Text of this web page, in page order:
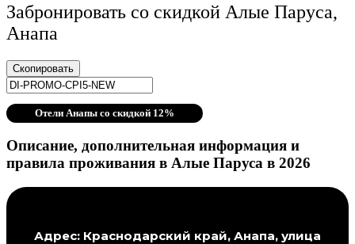
Забронировать со скидкой Алые Паруса,
Анапа
Скопировать
Отели Анапы со скидкой 12%
Описание, дополнительная информация и
правила проживания в Алые Паруса в 2026
Адрес: Краснодарский край, Анапа, улица